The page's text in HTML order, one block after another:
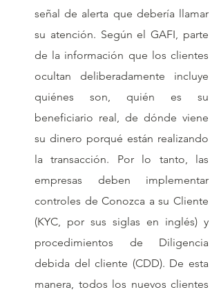
señal de alerta que debería llamar
su atención. Según el GAFI, parte
de la información que los clientes
ocultan deliberadamente incluye
quiénes son, quién es su
beneficiario real, de dónde viene
su dinero porqué están realizando
la transacción. Por lo tanto, las
empresas deben implementar
controles de Conozca a su Cliente
(KYC, por sus siglas en inglés) y
procedimientos de Diligencia
debida del cliente (CDD). De esta
manera, todos los nuevos clientes